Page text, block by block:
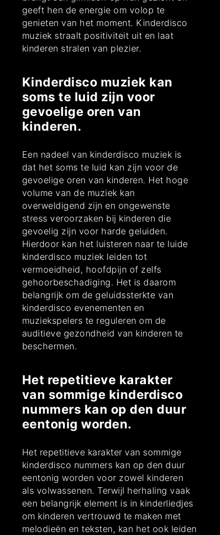
geeft hen de energie om volop te
genieten van het moment. Kinderdisco
muziek straalt positiviteit uit en laat
kinderen stralen van plezier.
Kinderdisco muziek kan
soms te luid zijn voor
gevoelige oren van
kinderen.
Een nadeel van kinderdisco muziek is
dat het soms te luid kan zijn voor de
gevoelige oren van kinderen. Het hoge
volume van de muziek kan
overweldigend zijn en ongewenste
stress veroorzaken bij kinderen die
gevoelig zijn voor harde geluiden.
Hierdoor kan het luisteren naar te luide
kinderdisco muziek leiden tot
vermoeidheid, hoofdpijn of zelfs
gehoorbeschadiging. Het is daarom
belangrijk om de geluidssterkte van
kinderdisco evenementen en
muziekspelers te reguleren om de
auditieve gezondheid van kinderen te
beschermen.
Het repetitieve karakter
van sommige kinderdisco
nummers kan op den duur
eentonig worden.
Het repetitieve karakter van sommige
kinderdisco nummers kan op den duur
eentonig worden voor zowel kinderen
als volwassenen. Terwijl herhaling vaak
een belangrijk element is in kinderliedjes
om kinderen vertrouwd te maken met
melodieën en teksten, kan het ook leiden